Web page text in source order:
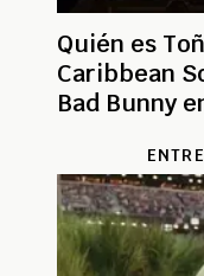
Quién es
Caribbean
Bad Bunny